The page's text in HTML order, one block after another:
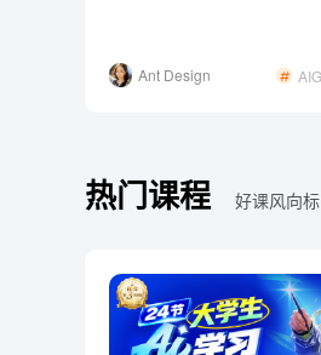
Ant Design
热门课程 好课风向